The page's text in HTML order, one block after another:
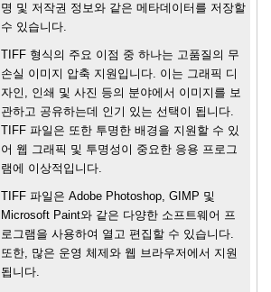
명 및 저작권 정보와 같은 메타데이터를 저장할
수 있습니다.
TIFF 형식의 주요 이점 중 하나는 고품질의 무
손실 이미지 압축 지원입니다. 이는 그래픽 디
자인, 인쇄 및 사진 등의 분야에서 이미지를 보
관하고 공유하는데 인기 있는 선택이 됩니다.
TIFF 파일은 또한 투명한 배경을 지원할 수 있
어 웹 그래픽 및 투명성이 중요한 응용 프로그
램에 이상적입니다.
TIFF 파일은 Adobe Photoshop, GIMP 및
Microsoft Paint와 같은 다양한 소프트웨어 프
로그램을 사용하여 열고 편집할 수 있습니다.
또한, 많은 운영 체제와 웹 브라우저에서 지원
됩니다.